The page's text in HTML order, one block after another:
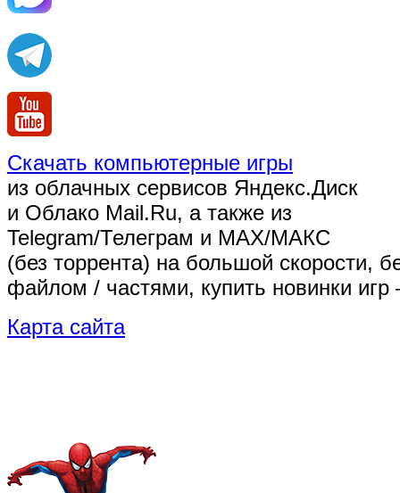
Скачать компьютерные игры
из облачных сервисов Яндекс.Диск
и Облако Mail.Ru, а также из
Telegram/Телеграм и MAX/МАКС
(без торрента) на большой скорости,
файлом / частями, купить новинки
Карта сайта